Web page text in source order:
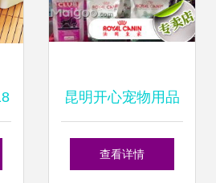
昆明开心宠物用品
店 皇家宠物食品官
查看详情